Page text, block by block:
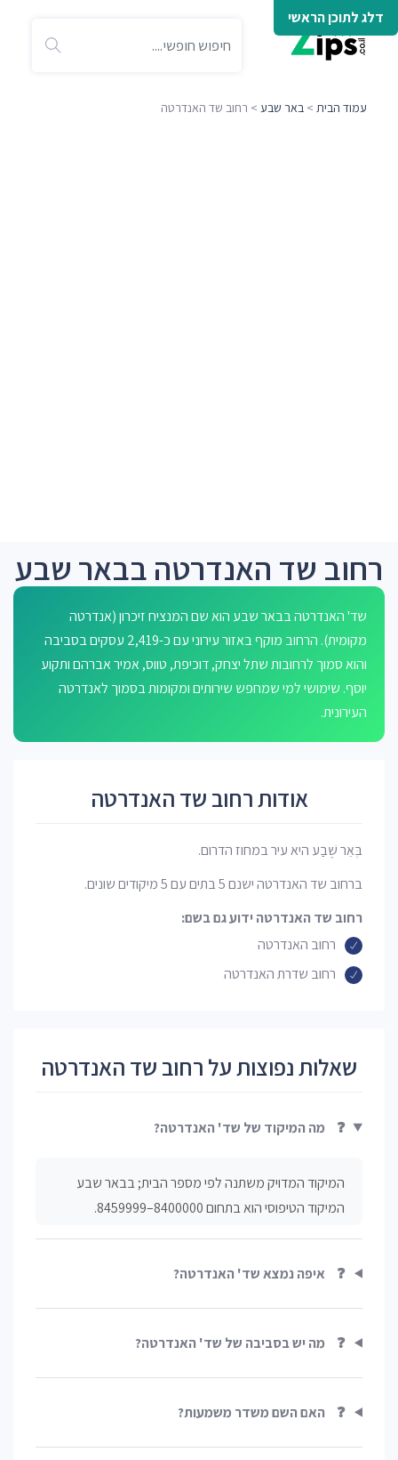
דלג לתוכן הראשי
עמוד הבית > באר שבע > רחוב שד האנדרטה
רחוב שד האנדרטה בבאר שבע
שד' האנדרטה בבאר שבע הוא שם המנציח זיכרון (אנדרטה
מקומית). הרחוב מוקף באזור עירוני עם כ-2,419 עסקים בסביבה
והוא סמוך לרחובות שתל יצחק, דוכיפת, טווס, אמיר אברהם ותקוע
יוסף. שימושי למי שמחפש שירותים ומקומות בסמוך לאנדרטה
העירונית.
אודות רחוב שד האנדרטה
בְּאֵר שֶׁבַע היא עיר במחוז הדרום.
ברחוב שד האנדרטה ישנם 5 בתים עם 5 מיקודים שונים.
רחוב שד האנדרטה ידוע גם בשם:
רחוב האנדרטה
רחוב שדרת האנדרטה
שאלות נפוצות על רחוב שד האנדרטה
❓ מה המיקוד של שד' האנדרטה?
המיקוד המדויק משתנה לפי מספר הבית; בבאר שבע
המיקוד הטיפוסי הוא בתחום 8400000–8459999.
❓ איפה נמצא שד' האנדרטה?
❓ מה יש בסביבה של שד' האנדרטה?
❓ האם השם משדר משמעות?